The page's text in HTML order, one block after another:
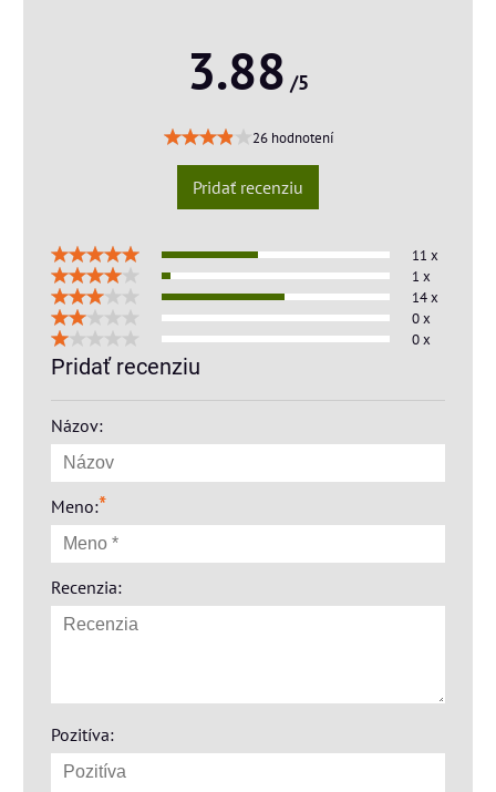
3.88 /5
26 hodnotení
Pridať recenziu
11 x
1 x
14 x
0 x
0 x
Pridať recenziu
Názov:
Meno:*
Recenzia:
Pozitíva: